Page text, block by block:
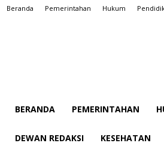
Beranda Pemerintahan Hukum
BERANDA PEMERINTAHAN
DEWAN REDAKSI KESEHATAN